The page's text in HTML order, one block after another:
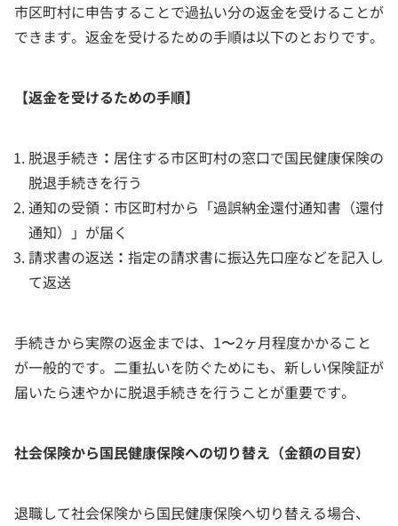
市区町村に申告することで過払い分の返金を受けることが
できます。返金を受けるための手順は以下のとおりです。
【返金を受けるための手順】
脱退手続き ： 居住する市区町村の窓口で国民健康保険の
脱退手続きを行う
通知の受領：市区町村から「過誤納金還付通知書（還付
通知）」が届く
請求書の返送 ： 指定の請求書に振込先口座などを記入し
て返送
手続きから実際の返金までは、1〜2ヶ月程度かかること
が一般的です。二重払いを防ぐためにも、新しい保険証が
届いたら速やかに脱退手続きを行うことが重要です。
社会保険から国民健康保険への切り替え（金額の目安）
退職して社会保険から国民健康保険へ切り替える場合、